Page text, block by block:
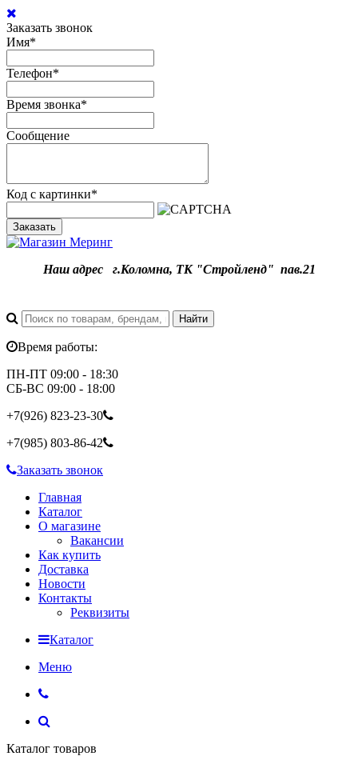
Заказать звонок
Имя*
Телефон*
Время звонка*
Сообщение
Код с картинки*
Заказать
Наш адресг.Коломна, ТК "Стройленд" пав.21
Время работы:
ПН-ПТ 09:00 - 18:30
СБ-ВС 09:00 - 18:00
+7(926) 823-23-30
+7(985) 803-86-42
Заказать звонок
Главная
Каталог
О магазине
Вакансии
Как купить
Доставка
Новости
Контакты
Реквизиты
Каталог
Меню
Каталог товаров